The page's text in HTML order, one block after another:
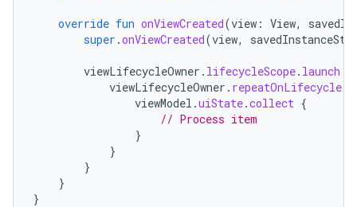
override fun onViewCreated(view : View,
super .onViewCreated(view,
viewLifecycleOwner . lifecycleScope. launch
viewLifecycleOwner . repeatOnLifecycle
viewModel .uiState.collect {
// Process item
}
}
}
}
}